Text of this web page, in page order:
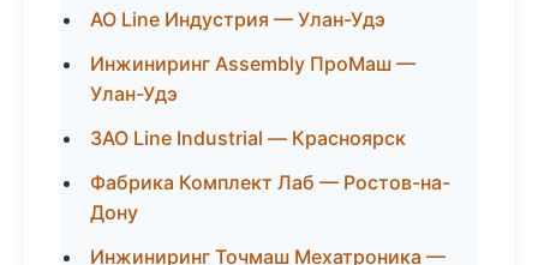
АО Line Индустрия — Улан-Удэ
Инжиниринг Assembly ПроМаш —
Улан-Удэ
ЗАО Line Industrial — Красноярск
Фабрика Комплект Лаб — Ростов-на-
Дону
Инжиниринг Точмаш Мехатроника —